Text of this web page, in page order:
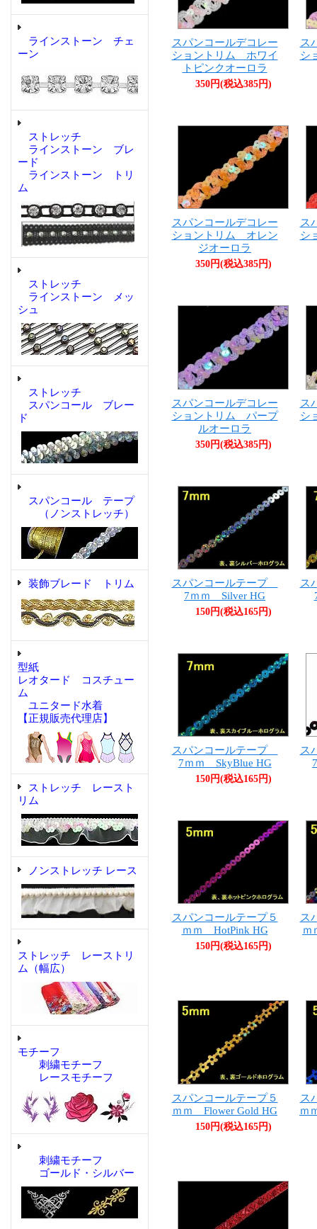
ラインストーン チェ
ーン
ストレッチ
ラインストーン ブレ
ード
ラインストーン トリ
ム
ストレッチ
ラインストーン メッ
シュ
ストレッチ
スパンコール ブレー
ド
スパンコール テープ
（ノンストレッチ）
装飾ブレード トリム
型紙
レオタード コスチュー
ム
ユニタード水着
【正規販売代理店】
ストレッチ レースト
リム
ノンストレッチ レース
ストレッチ レーストリ
ム（幅広）
モチーフ
刺繍モチーフ
レースモチーフ
刺繍モチーフ
ゴールド・シルバー
スパンコールデコレー
ショントリム ホワイ
トピンクオーロラ
350円(税込385円)
ス
シ
スパンコールデコレー
ショントリム オレン
ジオーロラ
350円(税込385円)
ス
シ
スパンコールデコレー
ショントリム パープ
ルオーロラ
350円(税込385円)
ス
シ
スパンコールテープ
7ｍｍ Silver HG
150円(税込165円)
ス
スパンコールテープ
7ｍｍ SkyBlue HG
150円(税込165円)
ス
スパンコールテープ５
ｍｍ HotPink HG
150円(税込165円)
ス
ｍ
スパンコールテープ５
ｍｍ Flower Gold HG
150円(税込165円)
ス
ｍ